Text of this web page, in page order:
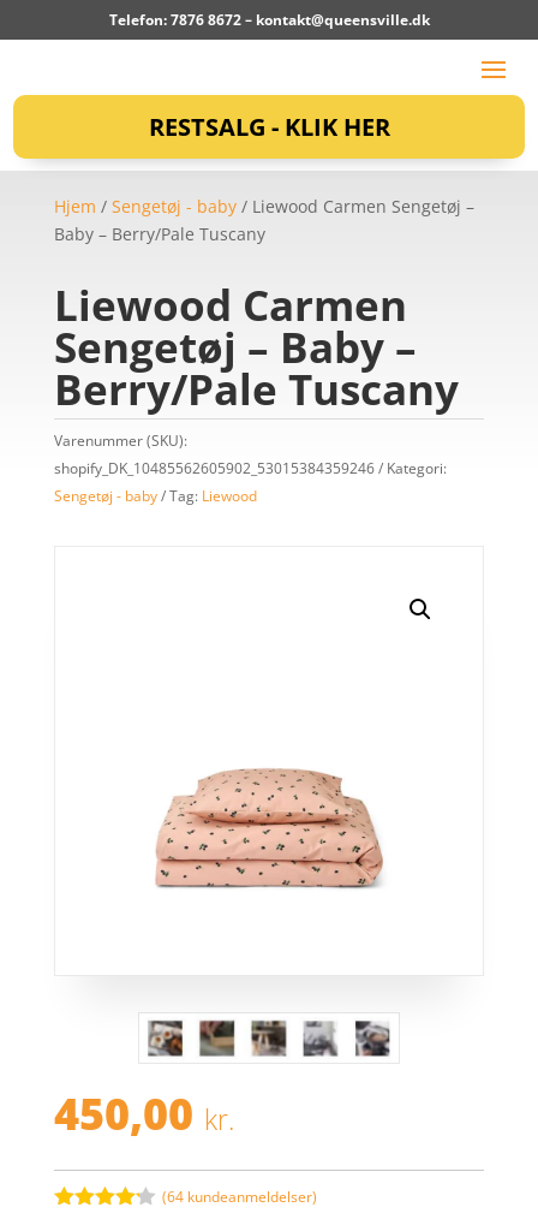
Telefon: 7876 8672 – kontakt@queensville.dk
RESTSALG - KLIK HER
Hjem / Sengetøj - baby/ Liewood Carmen Sengetøj –
Baby – Berry/Pale Tuscany
Liewood Carmen
Sengetøj – Baby –
Berry/Pale Tuscany
Varenummer (SKU):
shopify_DK_10485562605902_53015384359246
Kategori:
Sengetøj - baby
Tag: Liewood
450,00 kr.
(64 kundeanmeldelser)